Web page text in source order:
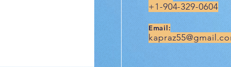
+1-904-329-0604
Email: